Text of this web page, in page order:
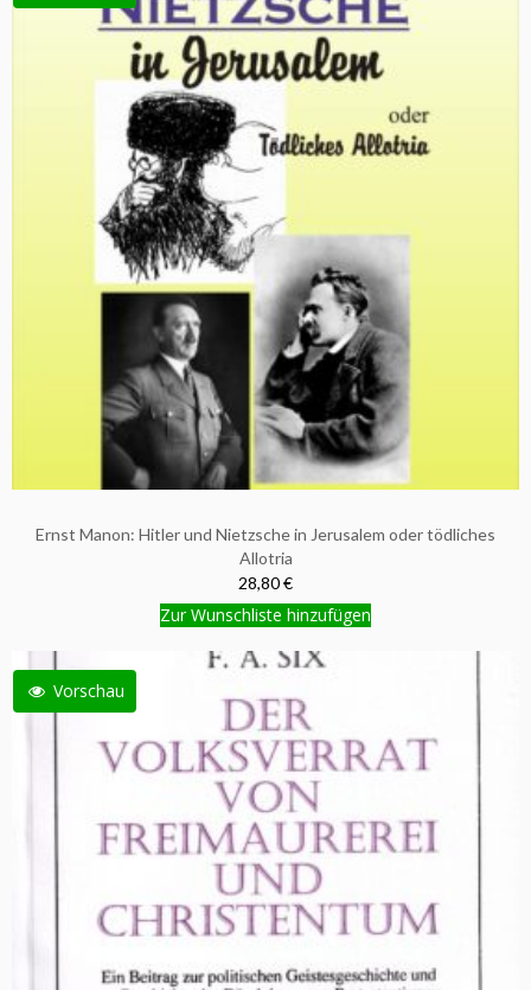
Ernst Manon: Hitler und Nietzsche in Jerusalem oder tödliches
Allotria
28,80 €
Zur Wunschliste hinzufügen
Vorschau